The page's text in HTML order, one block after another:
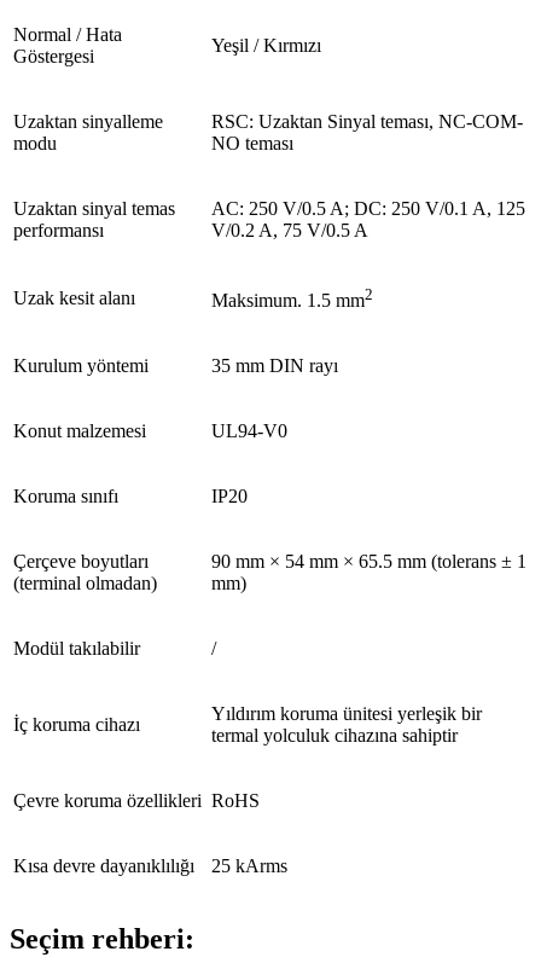
Normal / Hata
Göstergesi
Yeşil / Kırmızı
Uzaktan sinyalleme
modu
RSC: Uzaktan Sinyal teması, NC-COM-
NO teması
Uzaktan sinyal temas
performansı
AC: 250 V/0.5 A; DC: 250 V/0.1 A, 125
V/0.2 A, 75 V/0.5 A
Uzak kesit alanı Maksimum. 1.5 mm2
Kurulum yöntemi 35 mm DIN rayı
Konut malzemesi UL94-V0
Koruma sınıfı IP20
Çerçeve boyutları
(terminal olmadan)
90 mm × 54 mm × 65.5 mm (tolerans ± 1
mm)
Modül takılabilir /
İç koruma cihazı
Yıldırım koruma ünitesi yerleşik bir
termal yolculuk cihazına sahiptir
Çevre koruma özellikleri RoHS
Kısa devre dayanıklılığı 25 kArms
Seçim rehberi: